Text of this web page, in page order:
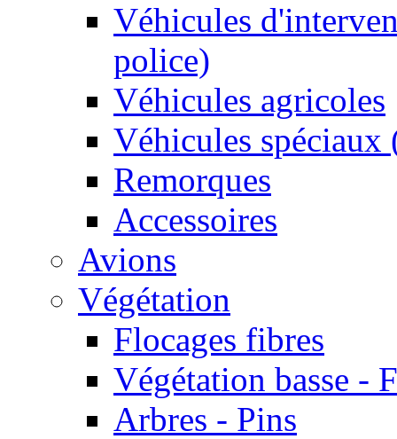
Véhicules
police)
Véhicules agricoles
Véhicules spéciaux
Remorques
Accessoires
Avions
Végétation
Flocages fibres
Végétation basse -
Arbres - Pins